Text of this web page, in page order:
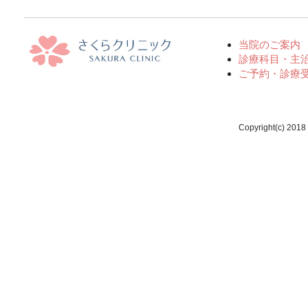
当院のご案内
診療科目・主
ご予約・診療
Copyright(c)